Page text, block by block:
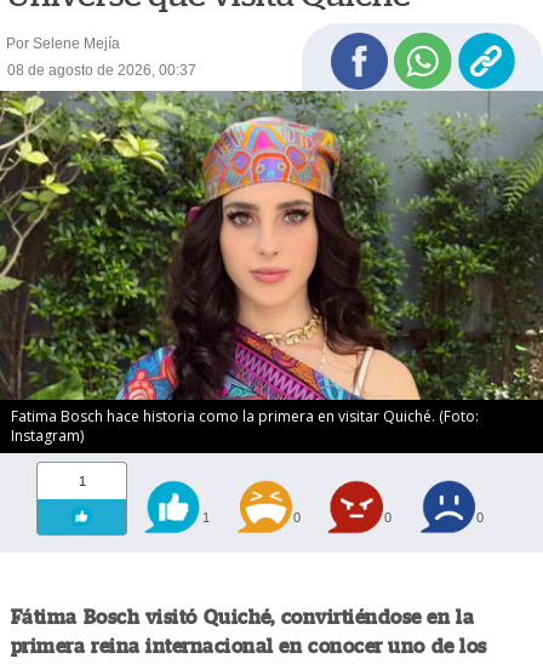
Por Selene Mejía
08 de agosto de 2026, 00:37
Fatima Bosch hace historia como la primera en visitar Quiché. (Foto:
Instagram)
1
1 0 0 0
Fátima Bosch visitó Quiché, convirtiéndose en la
primera reina internacional en conocer uno de los